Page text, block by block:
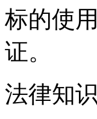
标的使
证。
法律知